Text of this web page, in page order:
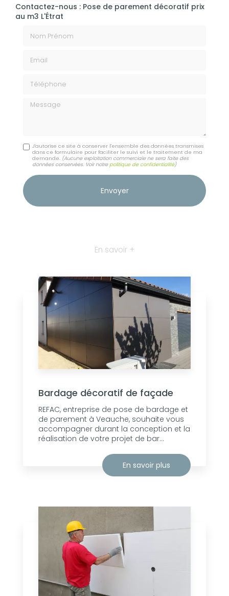
Contactez-nous : Pose de parement décoratif prix
au m3 L'Étrat
Message
J'autorise ce site à conserver l'ensemble des données transmises
dans ce formulaire pour faciliter le suivi et le traitement de ma
demande. (Aucune exploitation commerciale ne sera faite des
données conservées. Voir notrepolitique de confidentialité)
En savoir +
Bardage décoratif de façade
REFAC, entreprise de pose de bardage et
de parement à Veauche, souhaite vous
accompagner durant la conception et la
réalisation de votre projet de bar...
En savoir plus